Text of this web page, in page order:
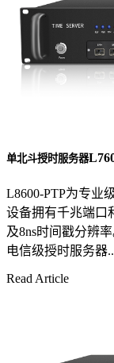
单北斗授时服务器
L8600-PTP为专业
设备拥有千兆端口
及8ns时间戳分辨
电信级授时服务器
Read Article